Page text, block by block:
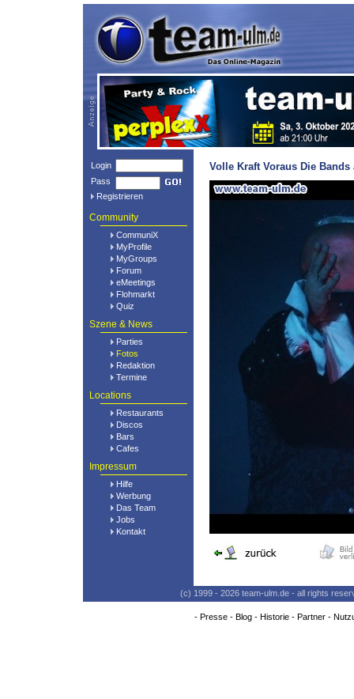
Login
Pass
Registrieren
Community
CommuniX
MyProfile
MyGroups
Forum
eMeetings
Flohmarkt
Quiz
Szene & News
Parties
Fotos
Redaktion
Termine
Locations
Restaurants
Discos
Bars
Cafes
Impressum
Hilfe
Werbung
Das Team
Jobs
Kontakt
Volle Kraft Voraus Die Bands
(c) 1999 - 2026 team-ulm.de - all rights
- Presse- Blog- Historie- Partner-